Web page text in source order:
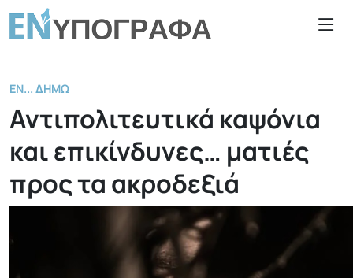
ΕΝ... ΔΉΜΩ
Αντιπολιτευτικά καψόνια
και επικίνδυνες… ματιές
προς τα ακροδεξιά